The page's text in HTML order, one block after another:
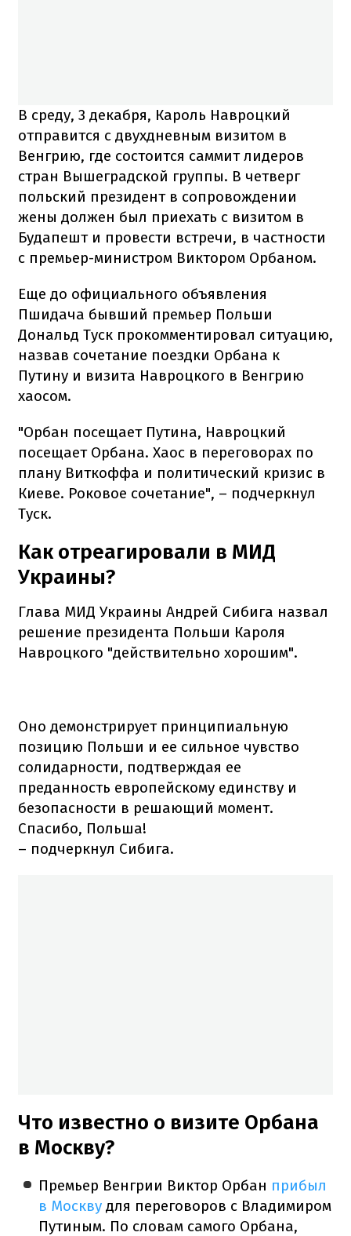
В среду, 3 декабря, Кароль Навроцкий
отправится с двухдневным визитом в
Венгрию, где состоится саммит лидеров
стран Вышеградской группы. В четверг
польский президент в сопровождении
жены должен был приехать с визитом в
Будапешт и провести встречи, в частности
с премьер-министром Виктором Орбаном.
Еще до официального объявления
Пшидача бывший премьер Польши
Дональд Туск прокомментировал ситуацию,
назвав сочетание поездки Орбана к
Путину и визита Навроцкого в Венгрию
хаосом.
"Орбан посещает Путина, Навроцкий
посещает Орбана. Хаос в переговорах по
плану Виткоффа и политический кризис в
Киеве. Роковое сочетание", – подчеркнул
Туск.
Как отреагировали в МИД
Украины?
Глава МИД Украины Андрей Сибига назвал
решение президента Польши Кароля
Навроцкого "действительно хорошим".
Оно демонстрирует принципиальную
позицию Польши и ее сильное чувство
солидарности, подтверждая ее
преданность европейскому единству и
безопасности в решающий момент.
Спасибо, Польша!
– подчеркнул Сибига.
Что известно о визите Орбана
в Москву?
Премьер Венгрии Виктор Орбан прибыл
в Москву для переговоров с Владимиром
Путиным. По словам самого Орбана,